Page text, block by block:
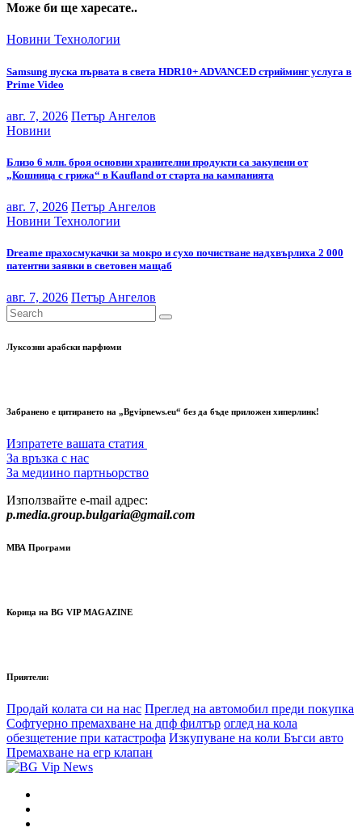
Може би ще харесате..
Новини Технологии
Samsung пуска първата в света HDR10+ ADVANCED стрийминг услуга в
Prime Video
авг. 7, 2026 Петър Ангелов
Новини
Близо 6 млн. броя основни хранителни продукти са закупени от
„Кошница с грижа“ в Kaufland от старта на кампанията
авг. 7, 2026 Петър Ангелов
Новини Технологии
Dreame прахосмукачки за мокро и сухо почистване надхвърлиха 2 000
патентни заявки в световен мащаб
авг. 7, 2026 Петър Ангелов
Луксозни арабски парфюми
Забранено е цитирането на „Bgvipnews.eu“ без да бъде приложен хиперлинк!
Изпратете вашата статия
За връзка с нас
За медиино партньорство
Използвайте e-mail адрес:
p.media.group.bulgaria@gmail.com
МВА Програми
Корица на BG VIP MAGAZINE
Приятели:
Продай колата си на нас Преглед на автомобил преди покупка
Софтуерно премахване на дпф филтър оглед на кола
обезщетение при катастрофа Изкупуване на коли Бъгси авто
Премахване на егр клапан